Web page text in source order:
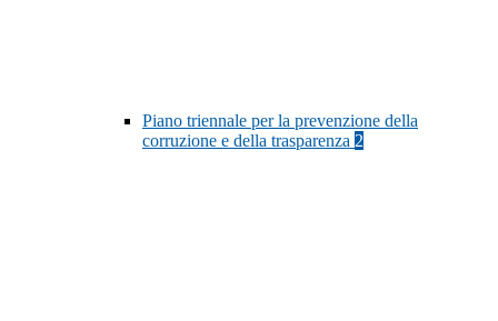
Piano triennale per la prevenzione della
corruzione e della trasparenza 2